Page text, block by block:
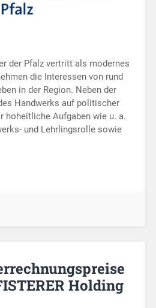
der Pfalz vertritt als modernes
die Interessen von rund
in der Region. Neben der
Handwerks auf politischer
hoheitliche Aufgaben wie u. a.
und Lehrlingsrolle sowie
Holding